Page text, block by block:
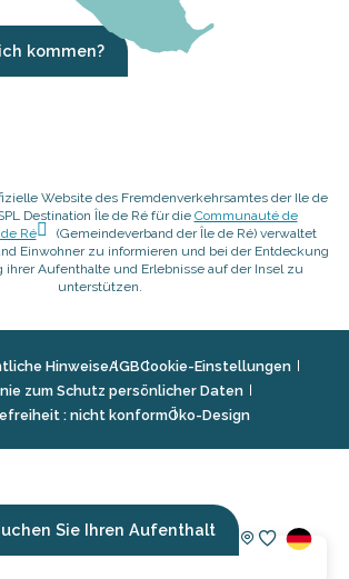
Sie Ihren Aufenthalt
kommen?
Website des Fremdenverkehrsamtes der Ile de
Destination Île de Ré für die Communauté de
Ré
(Gemeindeverband der Île de Ré) verwaltet
Einwohner zu informieren und bei der Entdeckung
ihrer Aufenthalte und Erlebnisse auf der Insel zu
unterstützen.
HinweiseAGBCookie-Einstellungen
zum Schutz persönlicher Daten
: nicht konformÖko-Design